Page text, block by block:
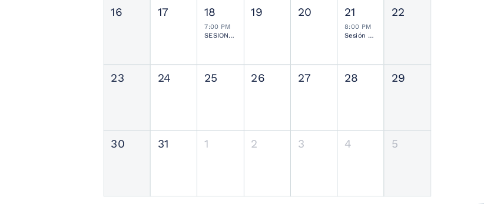
16 17 18
7:00 PM
SESIONES MENSUALES NEUROCIRUGÍA PEDIÁTRICA MEXICANA
19 20 21
8:00 PM
Sesión Ordinaria SMCN
22
23 24 25 26 27 28 29
30 31 1 2 3 4 5